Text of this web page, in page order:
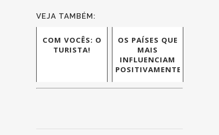
VEJA TAMBÉM:
COM VOCÊS: O
TURISTA!
OS PAÍSES QUE
MAIS
INFLUENCIAM
POSITIVAMENTE